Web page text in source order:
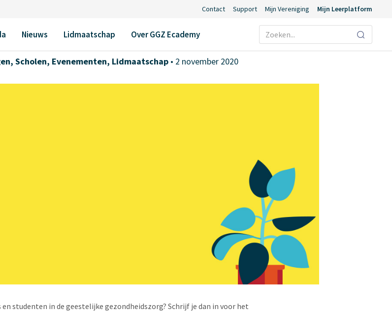
Contact Support Mijn Vereniging Mijn Leerplatform
Nieuws Lidmaatschap Over GGZ Ecademy
‘Samen Slimmer’
, Scholen, Evenementen, Lidmaatschap • 2 november 2020
studenten in de geestelijke gezondheidszorg? Schrijf je dan in voor het